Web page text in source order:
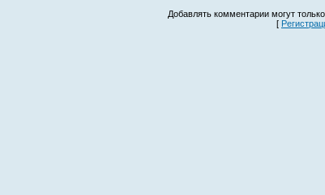
Добавлять комментарии могут
[